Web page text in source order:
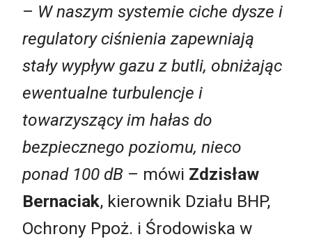
– W naszym systemie ciche dysze i
regulatory ciśnienia zapewniają
stały wypływ gazu z butli, obniżając
ewentualne turbulencje i
towarzyszący im hałas do
bezpiecznego poziomu, nieco
ponad 100 dB – mówi Zdzisław
Bernaciak, kierownik Działu BHP,
Ochrony Ppoż. i Środowiska w